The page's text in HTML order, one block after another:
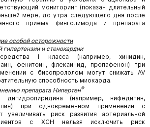
мониторинг (показан длительный
мере, до утра следующего дня после
приема финголимода и препарата
особой осторожности
и стенокардии
средства I класса (например, хинидин,
фенитоин, флекаинид, пропафенон) при
с бисопрололом могут снижать AV
способность миокарда.
препарата Нипертен®
(например, нифедипин,
при одновременном применении с
увеличивать риск развития артериальной
с ХСН нельзя исключить риск